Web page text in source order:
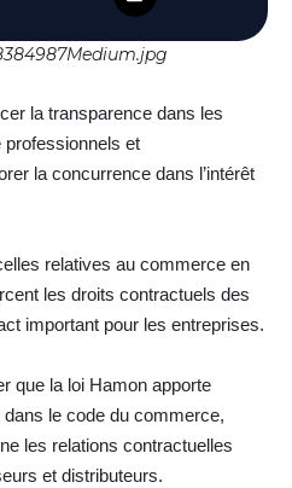
la transparence dans les
professionnels et
la concurrence dans l’intérêt
relatives au commerce en
les droits contractuels des
important pour les entreprises.
que la loi Hamon apporte
le code du commerce,
les relations contractuelles
et distributeurs.